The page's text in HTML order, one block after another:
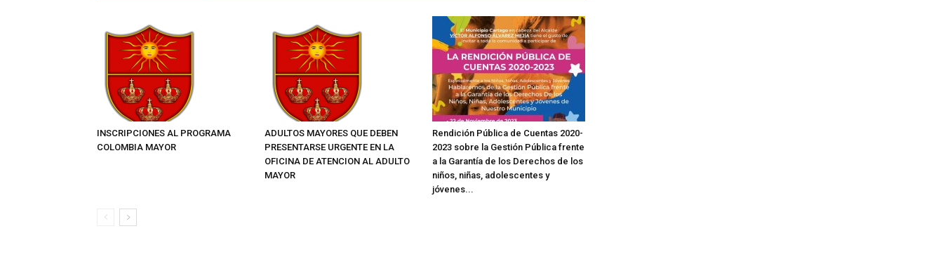
INSCRIPCIONES AL PROGRAMA
COLOMBIA MAYOR
ADULTOS MAYORES QUE DEBEN
PRESENTARSE URGENTE EN LA
OFICINA DE ATENCION AL ADULTO
MAYOR
Rendición Pública de Cuentas 2020-
2023 sobre la Gestión Pública frente
a la Garantía de los Derechos de los
niños, niñas, adolescentes y
jóvenes...